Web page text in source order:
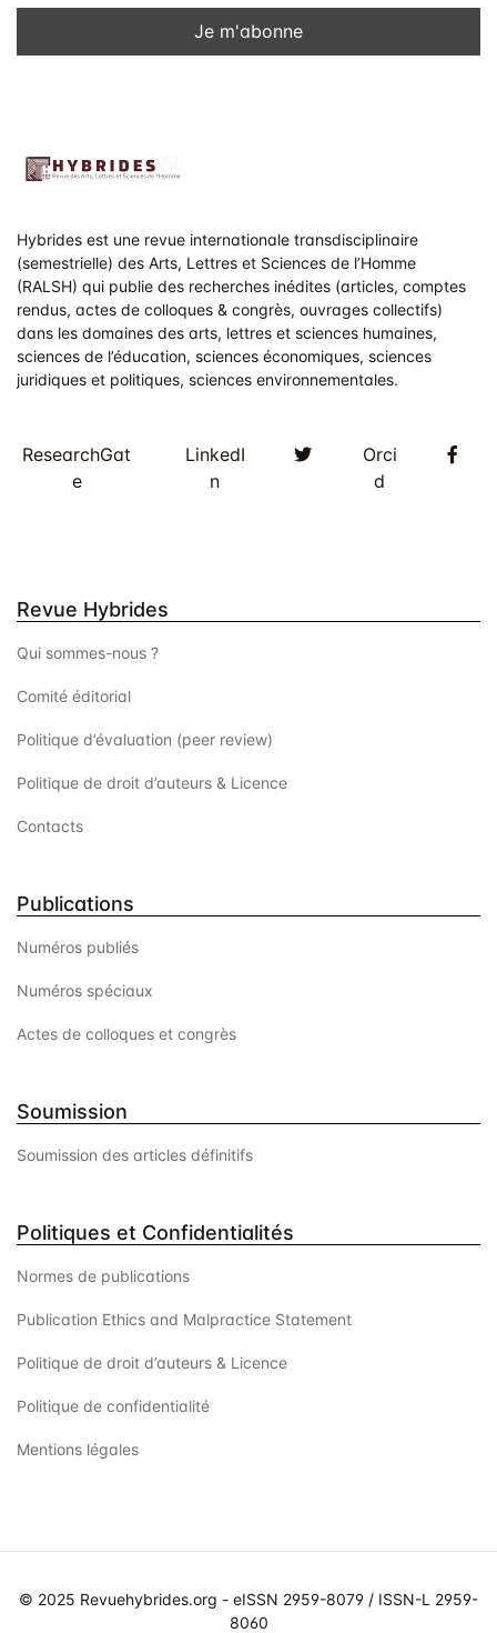
Hybrides est une revue internationale transdisciplinaire
(semestrielle) des Arts, Lettres et Sciences de l’Homme
(RALSH) qui publie des recherches inédites (articles, comptes
rendus, actes de colloques & congrès, ouvrages collectifs)
dans les domaines des arts, lettres et sciences humaines,
sciences de l’éducation, sciences économiques, sciences
juridiques et politiques, sciences environnementales.
ResearchGat
e
LinkedI
n
TwitterOrci
d
Revue Hybrides
Qui sommes-nous ?
Comité éditorial
Politique d’évaluation (peer review)
Politique de droit d’auteurs & Licence
Contacts
Publications
Numéros publiés
Numéros spéciaux
Actes de colloques et congrès
Soumission
Soumission des articles définitifs
Politiques et Confidentialités
Normes de publications
Publication Ethics and Malpractice Statement
Politique de droit d’auteurs & Licence
Politique de confidentialité
Mentions légales
© 2025 Revuehybrides.org - eISSN 2959-8079 / ISSN-L 2959-
8060